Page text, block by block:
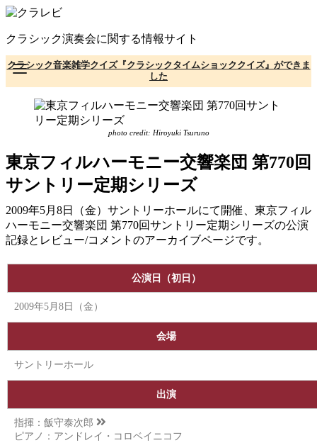
コ
テ
ン
ツ
へ
クラシック演奏会に関する情報サイト
クラシック音楽雑学クイズ『クラシックタイムショッククイズ』ができま
した
photo credit: Hiroyuki Tsuruno
東京フィルハーモニー交響楽団 第770回
サントリー定期シリーズ
2009年5月8日（金）サントリーホールにて開催、東京フィル
ハーモニー交響楽団 第770回サントリー定期シリーズの公演
記録とレビュー/コメントのアーカイブページです。
公演日（初日）
2009年5月8日（金）
会場
サントリーホール
出演
指揮： 飯守泰次郎
ピアノ：アンドレイ・コロベイニコフ